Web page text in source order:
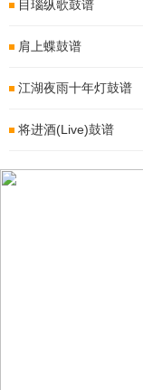
目瑙纵歌鼓谱
肩上蝶鼓谱
江湖夜雨十年灯鼓谱
将进酒(Live)鼓谱